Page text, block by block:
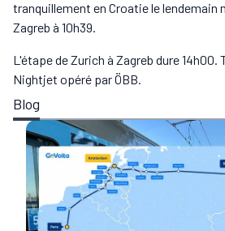
tranquillement en Croatie le lendemain
Zagreb à 10h39.
L'étape de Zurich à Zagreb dure 14h00.
Nightjet opéré par ÖBB.
Blog